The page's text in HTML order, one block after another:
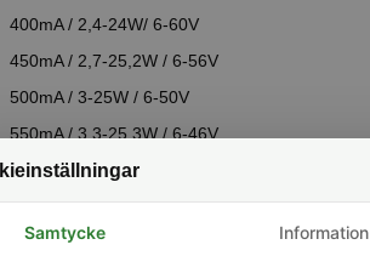
400mA / 2,4-24W/ 6-60V
450mA / 2,7-25,2W / 6-56V
500mA / 3-25W / 6-50V
550mA / 3,3-25,3W / 6-46V
600mA / 3,6-25,2W / 6-42V
700mA / 4,2-25,2W / 6-36V
Specifikation:
Samtycke Information